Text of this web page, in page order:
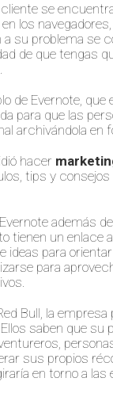
se
los
su problema se
de que tengas
de Evernote, que
para que las
archivándola en
hacer
tips y consejos
además
tienen un enlace
ideas para
para
Bull, la empresa
saben que su
sus propios
en torno a las